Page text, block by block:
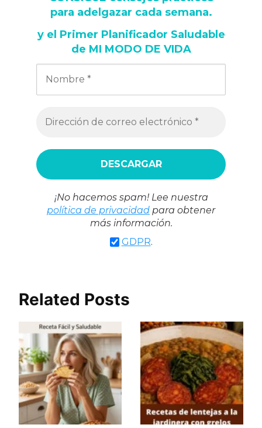
para adelgazar cada semana.
y el Primer Planificador Saludable
de MI MODO DE VIDA
¡No hacemos spam! Lee nuestra
política de privacidad para obtener
más información.
GDPR.
Related Posts